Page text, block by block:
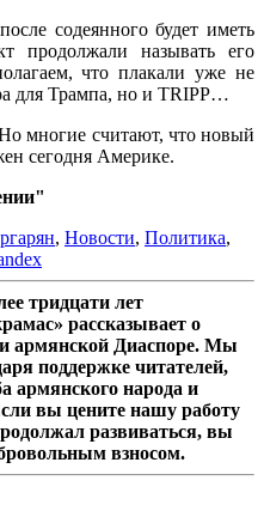
содеянного будет иметь
продолжали называть его
что плакали уже не
для Трампа, но и TRIPP…
многие считают, что новый
сегодня Америке.
, Новости, Политика,
тридцати лет
рассказывает о
армянской Диаспоре. Мы
поддержке читателей,
армянского народа и
вы цените нашу работу
развиваться, вы
взносом.